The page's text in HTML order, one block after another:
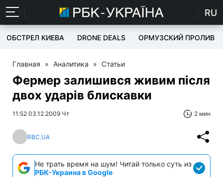
RU
ОБСТРЕЛ КИЕВА DRONE DEALS ОРМУЗСКИЙ ПРОЛИВ
Главная » Аналитика » Статьи
Фермер залишився живим після
двох ударів блискавки
11:52 03.12.2009 Чт 2 мин
RBC.UA
Не трать время на шум! Читай только суть из
РБК-Украина в Google